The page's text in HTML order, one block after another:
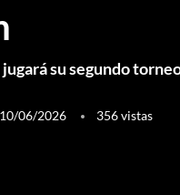
su segundo
10/06/2026 356vistas